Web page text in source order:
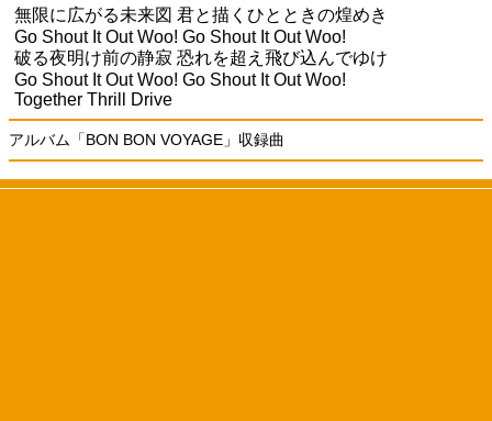
無限に広がる未来図 君と描くひとときの煌めき
Go Shout It Out Woo! Go Shout It Out Woo!
破る夜明け前の静寂 恐れを超え飛び込んでゆけ
Go Shout It Out Woo! Go Shout It Out Woo!
Together Thrill Drive
アルバム「BON BON VOYAGE」収録曲